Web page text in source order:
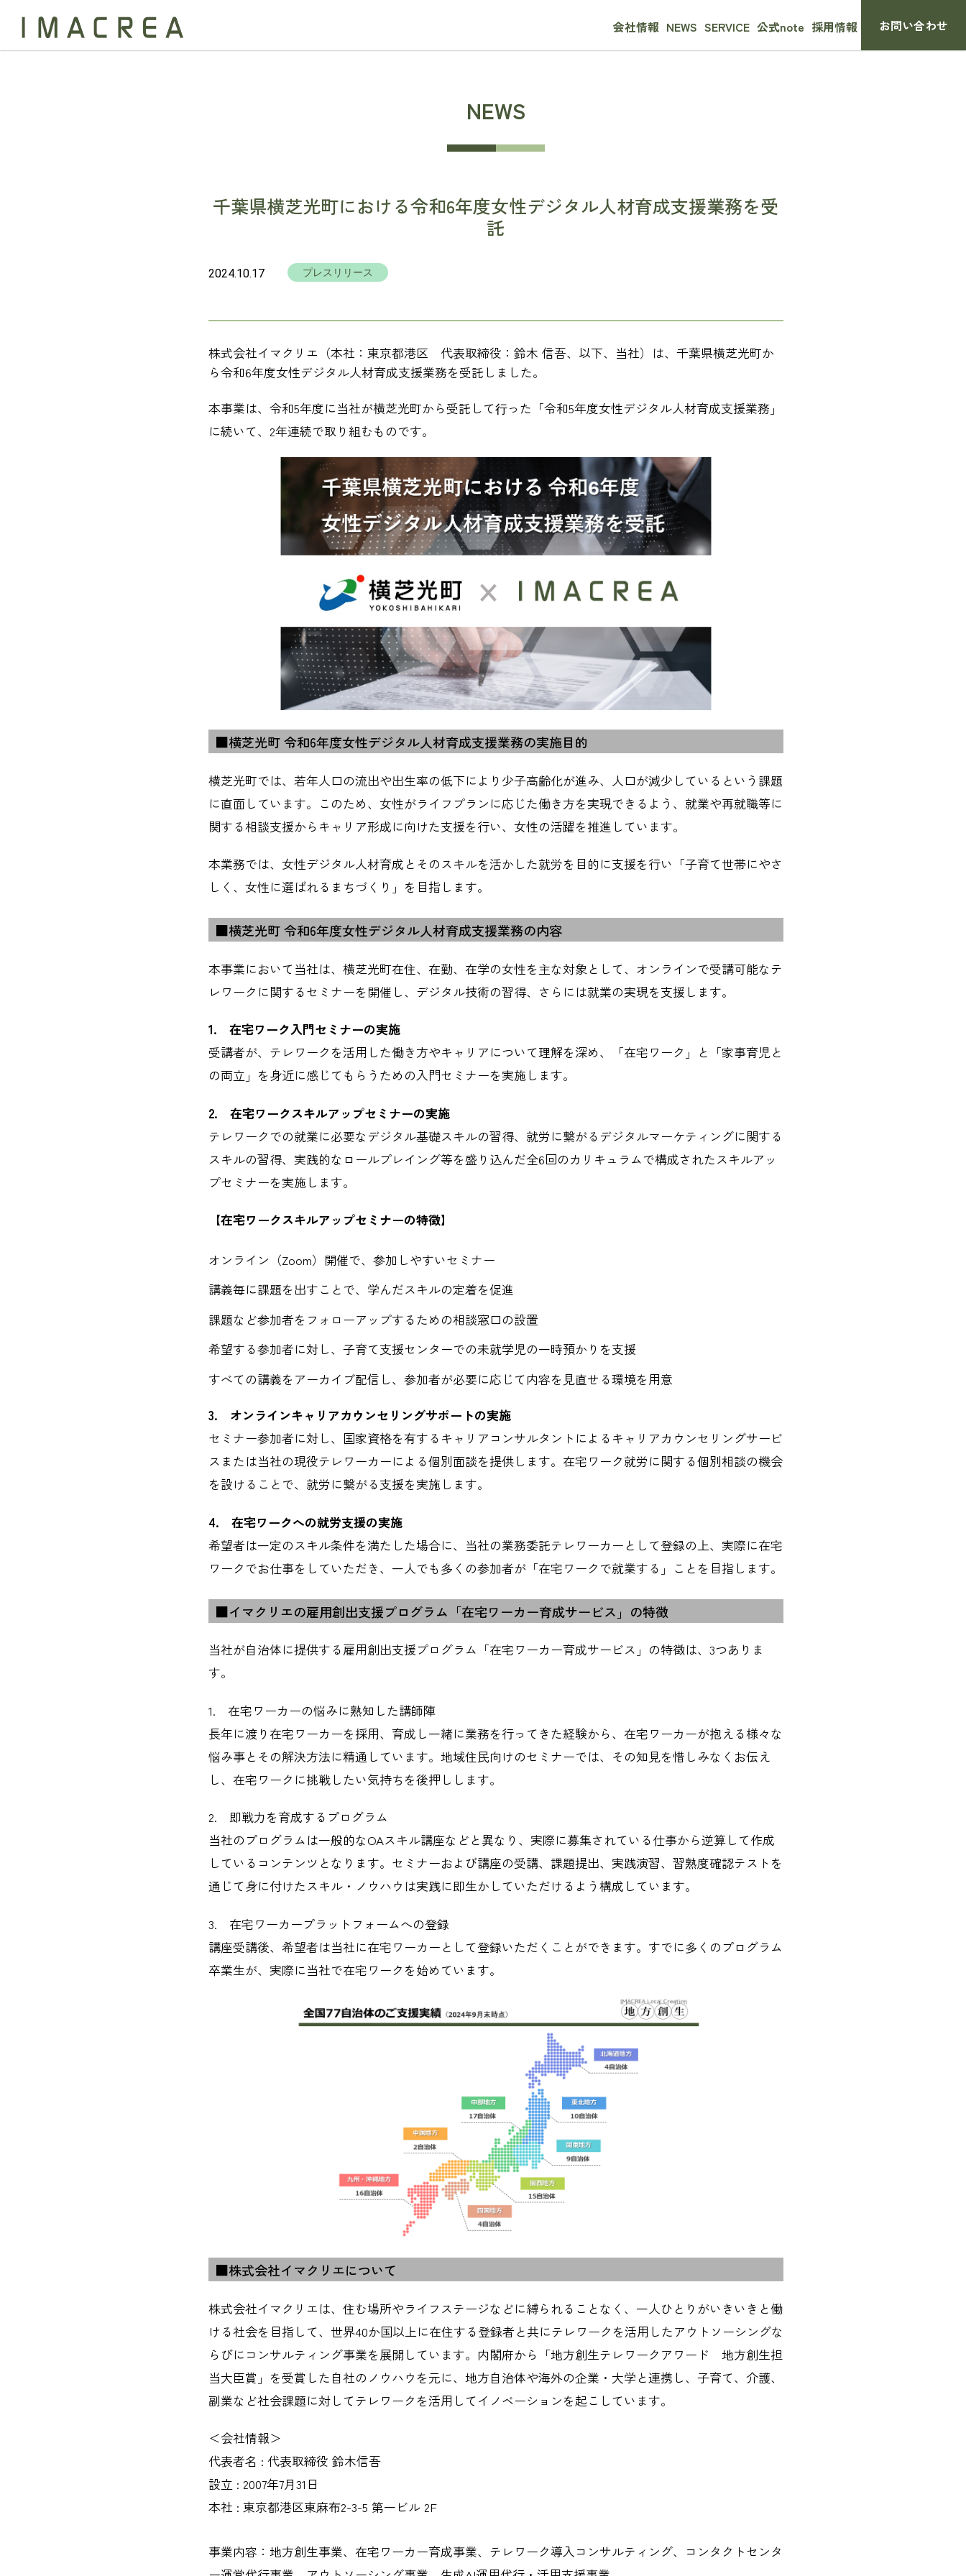
会社情報 NEWS SERVICE 公式note 採用情報 お問い合わせ
NEWS
千葉県横芝光町における令和6年度女性デジタル人材育成支援業務を受
託
2024.10.17 プレスリリース
株式会社イマクリエ（本社：東京都港区 代表取締役：鈴木 信吾、以下、当社）は、千葉県横芝光町か
ら令和6年度女性デジタル人材育成支援業務を受託しました。
本事業は、令和5年度に当社が横芝光町から受託して⾏った「令和5年度女性デジタル人材育成支援業務」
に続いて、2年連続で取り組むものです。
■横芝光町 令和6年度女性デジタル人材育成支援業務の実施目的
横芝光町では、若年人口の流出や出生率の低下により少子高齢化が進み、人口が減少しているという課題
に直面しています。このため、女性がライフプランに応じた働き方を実現できるよう、就業や再就職等に
関する相談支援からキャリア形成に向けた支援を行い、女性の活躍を推進しています。
本業務では、女性デジタル人材育成とそのスキルを活かした就労を目的に支援を行い「子育て世帯にやさ
しく、女性に選ばれるまちづくり」を目指します。
■横芝光町 令和6年度女性デジタル人材育成支援業務の内容
本事業において当社は、横芝光町在住、在勤、在学の女性を主な対象として、オンラインで受講可能なテ
レワークに関するセミナーを開催し、デジタル技術の習得、さらには就業の実現を支援します。
1. 在宅ワーク入門セミナーの実施
受講者が、テレワークを活用した働き方やキャリアについて理解を深め、「在宅ワーク」と「家事育児と
の両立」を身近に感じてもらうための入門セミナーを実施します。
2. 在宅ワークスキルアップセミナーの実施
テレワークでの就業に必要なデジタル基礎スキルの習得、就労に繋がるデジタルマーケティングに関する
スキルの習得、実践的なロールプレイング等を盛り込んだ全6回のカリキュラムで構成されたスキルアッ
プセミナーを実施します。
【在宅ワークスキルアップセミナーの特徴】
オンライン（Zoom）開催で、参加しやすいセミナー
講義毎に課題を出すことで、学んだスキルの定着を促進
課題など参加者をフォローアップするための相談窓口の設置
希望する参加者に対し、子育て支援センターでの未就学児の一時預かりを支援
すべての講義をアーカイブ配信し、参加者が必要に応じて内容を見直せる環境を用意
3. オンラインキャリアカウンセリングサポートの実施
セミナー参加者に対し、国家資格を有するキャリアコンサルタントによるキャリアカウンセリングサービ
スまたは当社の現役テレワーカーによる個別面談を提供します。在宅ワーク就労に関する個別相談の機会
を設けることで、就労に繋がる支援を実施します。
4. 在宅ワークへの就労支援の実施
希望者は一定のスキル条件を満たした場合に、当社の業務委託テレワーカーとして登録の上、実際に在宅
ワークでお仕事をしていただき、一人でも多くの参加者が「在宅ワークで就業する」ことを目指します。
■イマクリエの雇用創出支援プログラム「在宅ワーカー育成サービス」の特徴
当社が自治体に提供する雇用創出支援プログラム「在宅ワーカー育成サービス」の特徴は、3つありま
す。
1. 在宅ワーカーの悩みに熟知した講師陣
長年に渡り在宅ワーカーを採用、育成し一緒に業務を行ってきた経験から、在宅ワーカーが抱える様々な
悩み事とその解決方法に精通しています。地域住民向けのセミナーでは、その知見を惜しみなくお伝え
し、在宅ワークに挑戦したい気持ちを後押しします。
2. 即戦力を育成するプログラム
当社のプログラムは一般的なOAスキル講座などと異なり、実際に募集されている仕事から逆算して作成
しているコンテンツとなります。セミナーおよび講座の受講、課題提出、実践演習、習熟度確認テストを
通じて身に付けたスキル・ノウハウは実践に即生かしていただけるよう構成しています。
3. 在宅ワーカープラットフォームへの登録
講座受講後、希望者は当社に在宅ワーカーとして登録いただくことができます。すでに多くのプログラム
卒業生が、実際に当社で在宅ワークを始めています。
■株式会社イマクリエについて
株式会社イマクリエは、住む場所やライフステージなどに縛られることなく、一人ひとりがいきいきと働
ける社会を目指して、世界40か国以上に在住する登録者と共にテレワークを活用したアウトソーシングな
らびにコンサルティング事業を展開しています。内閣府から「地方創生テレワークアワード 地方創生担
当大臣賞」を受賞した自社のノウハウを元に、地方自治体や海外の企業・大学と連携し、子育て、介護、
副業など社会課題に対してテレワークを活用してイノベーションを起こしています。
＜会社情報＞
代表者名 : 代表取締役 鈴木信吾
設立 : 2007年7月31日
本社 : 東京都港区東麻布2-3-5 第一ビル 2F
事業内容：地方創生事業、在宅ワーカー育成事業、テレワーク導入コンサルティング、コンタクトセンタ